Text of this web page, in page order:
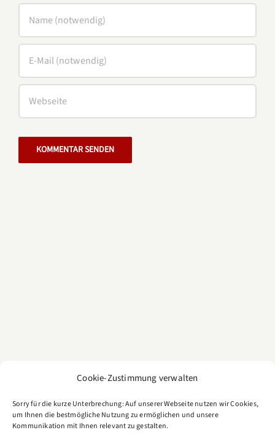
Cookie-Zustimmung verwalten
Sorry für die kurze Unterbrechung: Auf unserer Webseite nutzen wir Cookies,
um Ihnen die bestmögliche Nutzung zu ermöglichen und unsere
Kommunikation mit Ihnen relevant zu gestalten.